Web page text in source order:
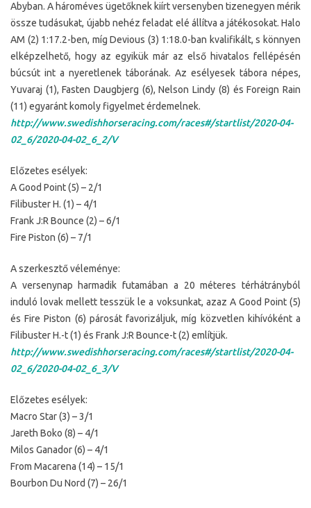
Abyban. A hároméves ügetőknek kiírt versenyben tizenegyen mérik
össze tudásukat, újabb nehéz feladat elé állítva a játékosokat. Halo
AM (2) 1:17.2-ben, míg Devious (3) 1:18.0-ban kvalifikált, s könnyen
elképzelhető, hogy az egyikük már az első hivatalos fellépésén
búcsút int a nyeretlenek táborának. Az esélyesek tábora népes,
Yuvaraj (1), Fasten Daugbjerg (6), Nelson Lindy (8) és Foreign Rain
(11) egyaránt komoly figyelmet érdemelnek.
http://www.swedishhorseracing.com/races#/startlist/2020-04-
02_6/2020-04-02_6_2/V
Előzetes esélyek:
A Good Point (5) – 2/1
Filibuster H. (1) – 4/1
Frank J:R Bounce (2) – 6/1
Fire Piston (6) – 7/1
A szerkesztő véleménye:
A versenynap harmadik futamában a 20 méteres térhátrányból
induló lovak mellett tesszük le a voksunkat, azaz A Good Point (5)
és Fire Piston (6) párosát favorizáljuk, míg közvetlen kihívóként a
Filibuster H.-t (1) és Frank J:R Bounce-t (2) említjük.
http://www.swedishhorseracing.com/races#/startlist/2020-04-
02_6/2020-04-02_6_3/V
Előzetes esélyek:
Macro Star (3) – 3/1
Jareth Boko (8) – 4/1
Milos Ganador (6) – 4/1
From Macarena (14) – 15/1
Bourbon Du Nord (7) – 26/1